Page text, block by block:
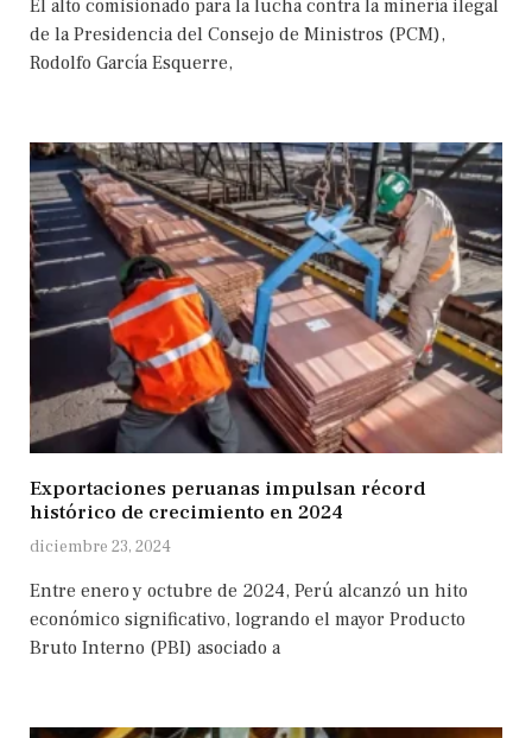
El alto comisionado para la lucha contra la minería ilegal
de la Presidencia del Consejo de Ministros (PCM),
Rodolfo García Esquerre,
Exportaciones peruanas impulsan récord
histórico de crecimiento en 2024
diciembre 23, 2024
Entre enero y octubre de 2024, Perú alcanzó un hito
económico significativo, logrando el mayor Producto
Bruto Interno (PBI) asociado a